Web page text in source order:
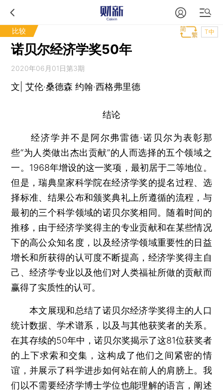
比较 T中
诺贝尔经济学奖50年
2020年06月01日第3期
文| 艾伦·桑德森 约翰·西格弗里德
结论
经济学并不是阿尔弗雷德·诺贝尔为表彰那
些“为人类做出杰出贡献”的人而选择的五个领域之
一。1968年增设的这一奖项，最初居于二等地位。
但是，瑞典皇家科学院在经济学奖的提名过程、选
择标准、结果公布和颁奖典礼上所遵循的流程，与
最初的三个科学领域的诺贝尔奖相同。随着时间的
推移，由于经济学奖得主的专业贡献和在某些情况
下的高公众知名度，以及经济学领域重要性的日益
增长和所获得的认可度不断提高，经济学奖得主自
己、经济学专业以及他们对人类福祉所做的贡献而
赢得了实质性的认可。
本文展现和总结了诺贝尔经济学奖得主的人口
统计数据、学术谱系，以及与其他获奖者的关系。
在其存续的50年中，诺贝尔奖揭示了这81位获奖者
的上下求索和交集，这构成了他们之间紧密的情
谊，并展示了科学进步如何站在前人的肩膀上。我
们以不需要经济学博士学位也能理解的语言，阐述